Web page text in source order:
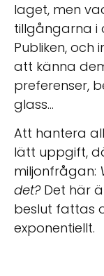
laget, men
tillgångarna i
Publiken,
att känna
preferenser,
glass...
Att hantera
lätt uppgift,
miljonfrågan:
det?Det här
beslut fattas
exponentiellt.